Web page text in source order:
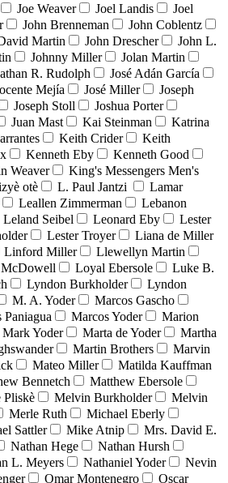
Joe Weaver Joel Landis
Joel
John Brenneman
John Coblentz
Martin John Drescher
John L.
Johnny Miller
Jolan Martin
R. Rudolph
José Adán García
Mejía José Miller
Joseph
Joseph Stoll
Joshua Porter
Juan Mast Kai Steinman
Katrina
Keith Crider
Keith
Kenneth Eby
Kenneth Good
Weaver
King's Messengers Men's
otè L. Paul Jantzi
Lamar
Leallen Zimmerman
Lebanon
Leland Seibel Leonard Eby
Lester
Lester Troyer
Liana de Miller
Linford Miller
Llewellyn Martin
Loyal Ebersole
Luke B.
Lyndon Burkholder
Lyndon
M. A. Yoder
Marcos Gascho
Paniagua Marcos Yoder
Marion
Mark Yoder Marta de Yoder
Martha
Martin Brothers
Marvin
Mateo Miller
Matilda Kauffman
Bennetch
Matthew Ebersole
Pliskè Melvin Burkholder
Melvin
Merle Ruth
Michael Eberly
Sattler Mike Atnip
Mrs. David E.
Nathan Hege
Nathan Hursh
L. Meyers Nathaniel Yoder
Nevin
Omar Montenegro Oscar